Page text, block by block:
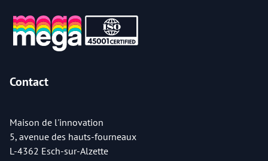
Contact
Maison de l'innovation
5, avenue des hauts-fourneaux
L-4362 Esch-sur-Alzette